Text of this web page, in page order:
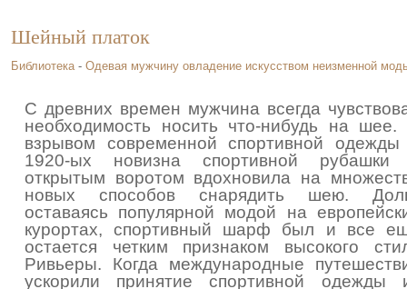
Шейный платок
Библиотека - Одевая мужчину овладение искусством неизменной
С древних времен мужчина всегда
необходимость носить что-нибудь на
взрывом современной спортивной
1920-ых новизна спортивной рубашки
открытым воротом вдохновила на
новых способов снарядить шею.
оставаясь популярной модой на
курортах, спортивный шарф был и все
остается четким признаком высокого
Ривьеры. Когда международные
ускорили принятие спортивной одежды